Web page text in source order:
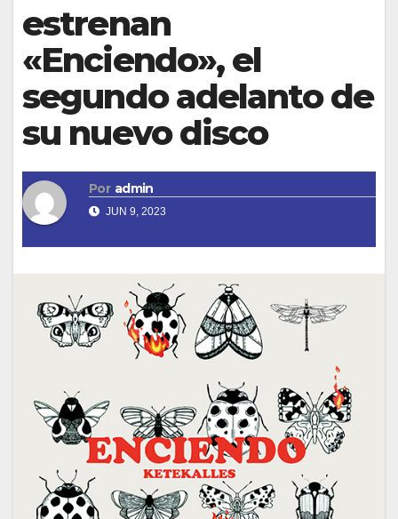
estrenan
«Enciendo», el
segundo adelanto de
su nuevo disco
Por admin
JUN 9, 2023